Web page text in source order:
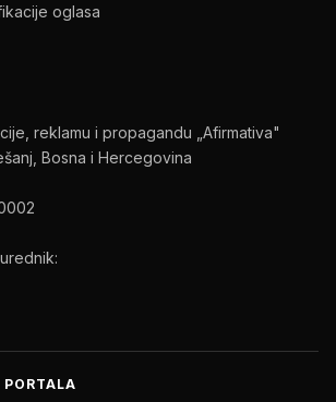
oglasa
reklamu i propagandu „Afirmativa"
Bosna i Hercegovina